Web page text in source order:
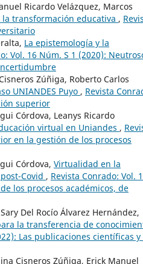
Ricardo Velázquez, Marcos
transformación educativa ,
La epistemología y la
Vol. 16 Núm. S 1 (2020):
Zúñiga, Roberto Carlos
UNIANDES Puyo , Revista
superior
Córdova, Leanys Ricardo
virtual en Uniandes ,
en la gestión de los procesos
Córdova, Virtualidad en la
Covid , Revista Conrado: Vol.
los procesos académicos, de
Del Rocío Álvarez Hernández,
la transferencia de
Las publicaciones científicas y
Cisneros Zúñiga, Erick Manuel